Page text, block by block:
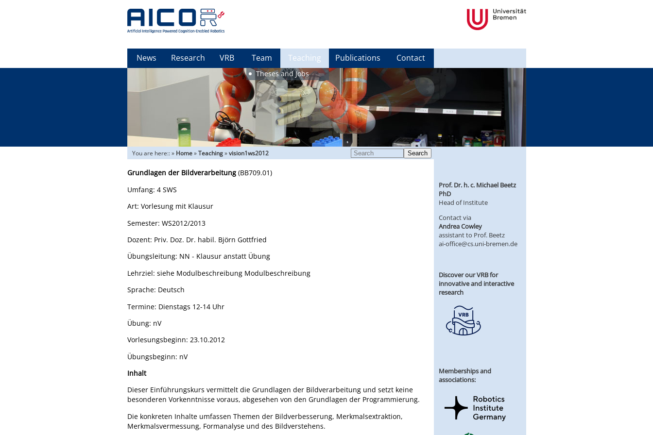
News Research VRB Team Teaching Publications Contact
Theses and Jobs
Search
You are here::» Home»Teaching»vision1ws2012
Grundlagen der Bildverarbeitung(BB709.01)
Umfang: 4 SWS
Art: Vorlesung mit Klausur
Semester: WS2012/2013
Dozent: Priv. Doz. Dr. habil. Björn Gottfried
Übungsleitung: NN - Klausur anstatt Übung
Lehrziel: siehe Modulbeschreibung Modulbeschreibung
Sprache: Deutsch
Termine: Dienstags 12-14 Uhr
Übung: nV
Vorlesungsbeginn: 23.10.2012
Übungsbeginn: nV
Inhalt
Dieser Einführungskurs vermittelt die Grundlagen der Bildverarbeitung und setzt keine
besonderen Vorkenntnisse voraus, abgesehen von den Grundlagen der Programmierung.
Die konkreten Inhalte umfassen Themen der Bildverbesserung, Merkmalsextraktion,
Merkmalsvermessung, Formanalyse und des Bildverstehens.
Prof. Dr. h. c. Michael Beetz
PhD
Head of Institute
Contact via
Andrea Cowley
assistant to Prof. Beetz
ai-office@cs.uni-bremen.de
Discover our VRB for
innovative and interactive
research
Memberships and
associations: